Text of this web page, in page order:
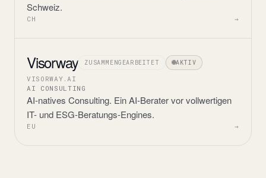
Schweiz.
CH →
Visorway ZUSAMMENGEARBEITET AKTIV
VISORWAY.AI
AI CONSULTING
AI-natives Consulting. Ein AI-Berater vor vollwertigen
IT- und ESG-Beratungs-Engines.
EU →